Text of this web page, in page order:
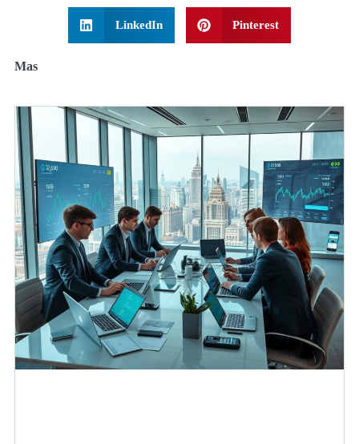
LinkedIn Pinterest
Mas